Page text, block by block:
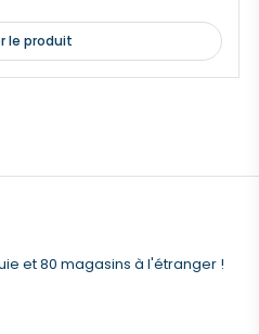
le produit
et 80 magasins à l'étranger !